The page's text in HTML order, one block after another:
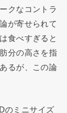
クなコントラ
が寄せられて
食べすぎると
分の高さを指
るが、この論
のミニサイズ